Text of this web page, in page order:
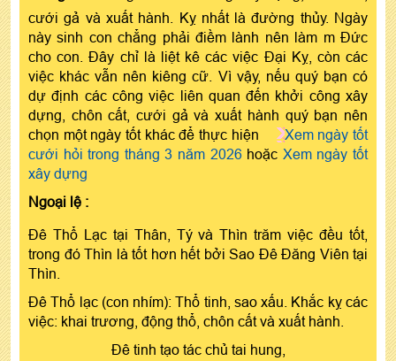
cưới gả và xuất hành. Kỵ nhất là đường thủy. Ngày
này sinh con chẳng phải điềm lành nên làm m Đức
cho con. Đây chỉ là liệt kê các việc Đại Kỵ, còn các
việc khác vẫn nên kiêng cữ. Vì vậy, nếu quý bạn có
dự định các công việc liên quan đến khởi công xây
dựng, chôn cất, cưới gả và xuất hành quý bạn nên
chọn một ngày tốt khác để thực hiện
Xem ngày tốt
cưới hỏi trong tháng 3 năm 2026hoặc Xem ngày tốt
xây dựng
Ngoại lệ :
Đê Thổ Lạc tại Thân, Tý và Thìn trăm việc đều tốt,
trong đó Thìn là tốt hơn hết bởi Sao Đê Đăng Viên tại
Thìn.
Đê Thổ lạc (con nhím): Thổ tinh, sao xấu. Khắc kỵ các
việc: khai trương, động thổ, chôn cất và xuất hành.
Đê tinh tạo tác chủ tai hung,